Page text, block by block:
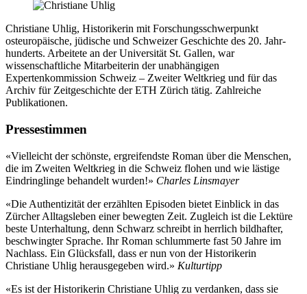
Christiane Uhlig, Historikerin mit Forschungsschwerpunkt
osteuropäische, jüdi­sche und Schweizer Geschichte des 20. Jahr­
hunderts. Arbeitete an der Universität St. Gallen, war
wissenschaftliche Mitarbeiterin der unab­hängigen
Expertenkommission Schweiz – Zweiter Weltkrieg und für das
Archiv für Zeit­geschichte der ETH Zürich tätig. Zahlreiche
Publikationen.
Pressestimmen
«Vielleicht der schönste, ergreifendste Roman über die Menschen,
die im Zweiten Weltkrieg in die Schweiz flohen und wie lästige
Eindringlinge behandelt wurden!» Charles Linsmayer
«Die Authentizität der erzählten Episoden bietet Einblick in das
Zürcher Alltagsleben einer bewegten Zeit. Zugleich ist die Lektüre
beste Unterhaltung, denn Schwarz schreibt in herrlich bildhafter,
beschwingter Sprache. Ihr Roman schlummerte fast 50 Jahre im
Nachlass. Ein Glücksfall, dass er nun von der Historikerin
Christiane Uhlig herausgegeben wird.» Kulturtipp
«Es ist der Historikerin Christiane Uhlig zu verdanken, dass sie